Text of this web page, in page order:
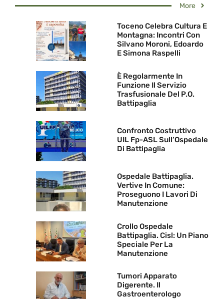
More
Toceno Celebra Cultura E
Montagna: Incontri Con
Silvano Moroni, Edoardo
E Simona Raspelli
È Regolarmente In
Funzione Il Servizio
Trasfusionale Del P.O.
Battipaglia
Confronto Costruttivo
UIL Fp-ASL Sull’Ospedale
Di Battipaglia
Ospedale Battipaglia.
Vertive In Comune:
Proseguono I Lavori Di
Manutenzione
Crollo Ospedale
Battipaglia. Cisl: Un Piano
Speciale Per La
Manutenzione
Tumori Apparato
Digerente. Il
Gastroenterologo